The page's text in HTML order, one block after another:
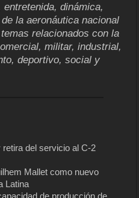
dinámica,
la aeronáutica nacional
relacionados con la
militar, industrial,
deportivo, social y
del servicio al C-2
Mallet como nuevo
Latina
de producción de